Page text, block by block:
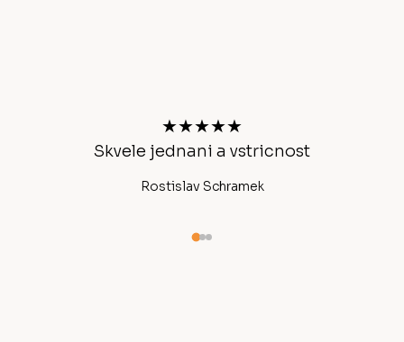
★★★★★
Skvele jednani a vstricnost
Rostislav Schramek